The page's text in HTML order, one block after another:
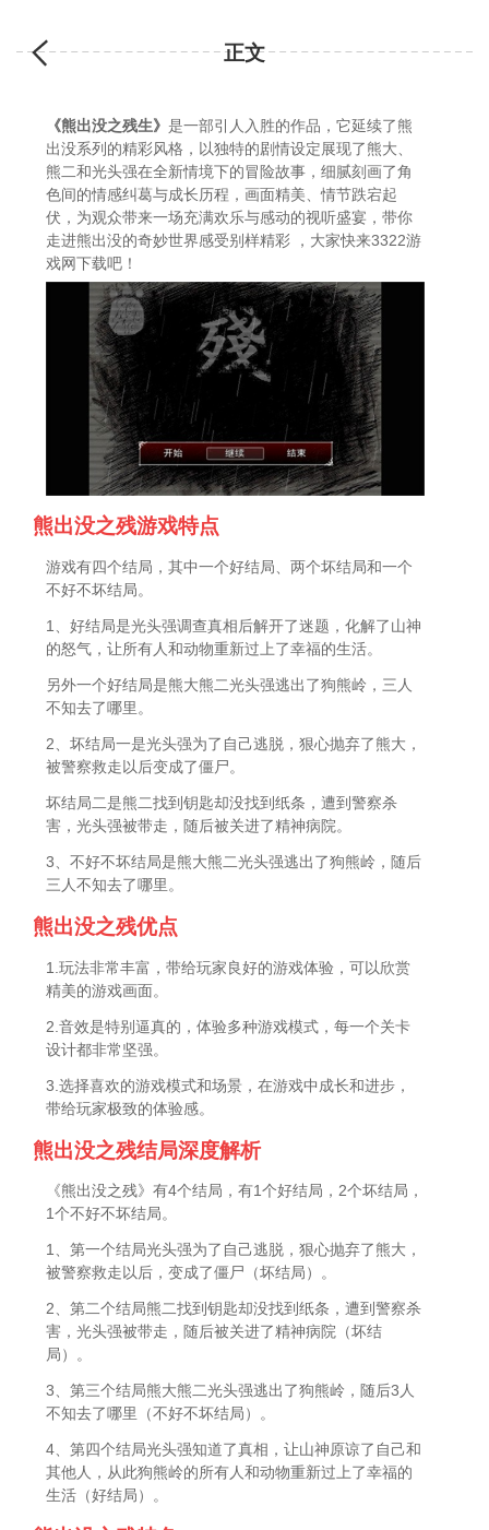
正文
《熊出没之残生》是一部引人入胜的作品，它延续了熊
出没系列的精彩风格，以独特的剧情设定展现了熊大、
熊二和光头强在全新情境下的冒险故事，细腻刻画了角
色间的情感纠葛与成长历程，画面精美、情节跌宕起
伏，为观众带来一场充满欢乐与感动的视听盛宴，带你
走进熊出没的奇妙世界感受别样精彩 ，大家快来3322游
戏网下载吧！
熊出没之残游戏特点
游戏有四个结局，其中一个好结局、两个坏结局和一个
不好不坏结局。
1、好结局是光头强调查真相后解开了迷题，化解了山神
的怒气，让所有人和动物重新过上了幸福的生活。
另外一个好结局是熊大熊二光头强逃出了狗熊岭，三人
不知去了哪里。
2、坏结局一是光头强为了自己逃脱，狠心抛弃了熊大，
被警察救走以后变成了僵尸。
坏结局二是熊二找到钥匙却没找到纸条，遭到警察杀
害，光头强被带走，随后被关进了精神病院。
3、不好不坏结局是熊大熊二光头强逃出了狗熊岭，随后
三人不知去了哪里。
熊出没之残优点
1.玩法非常丰富，带给玩家良好的游戏体验，可以欣赏
精美的游戏画面。
2.音效是特别逼真的，体验多种游戏模式，每一个关卡
设计都非常坚强。
3.选择喜欢的游戏模式和场景，在游戏中成长和进步，
带给玩家极致的体验感。
熊出没之残结局深度解析
《熊出没之残》有4个结局，有1个好结局，2个坏结局，
1个不好不坏结局。
1、第一个结局光头强为了自己逃脱，狠心抛弃了熊大，
被警察救走以后，变成了僵尸（坏结局）。
2、第二个结局熊二找到钥匙却没找到纸条，遭到警察杀
害，光头强被带走，随后被关进了精神病院（坏结
局）。
3、第三个结局熊大熊二光头强逃出了狗熊岭，随后3人
不知去了哪里（不好不坏结局）。
4、第四个结局光头强知道了真相，让山神原谅了自己和
其他人，从此狗熊岭的所有人和动物重新过上了幸福的
生活（好结局）。